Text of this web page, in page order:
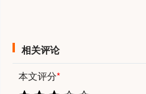
相关评论
本文评分*